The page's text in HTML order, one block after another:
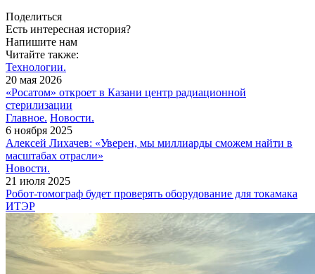
Поделиться
Есть интересная история?
Напишите нам
Читайте также:
Технологии.
20 мая 2026
«Росатом» откроет в Казани центр радиационной
стерилизации
Главное. Новости.
6 ноября 2025
Алексей Лихачев: «Уверен, мы миллиарды сможем найти в
масштабах отрасли»
Новости.
21 июля 2025
Робот-томограф будет проверять оборудование для токамака
ИТЭР